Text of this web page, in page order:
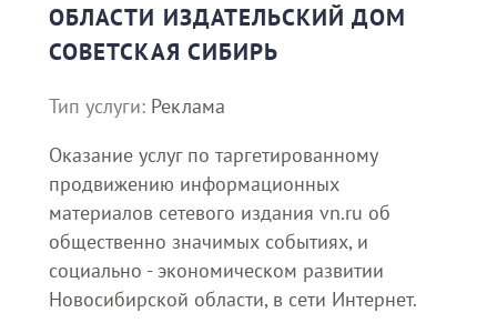
ОБЛАСТИ ИЗДАТЕЛЬСКИЙ ДОМ
СОВЕТСКАЯ СИБИРЬ
Тип услуги: Реклама
Оказание услуг по таргетированному
продвижению информационных
материалов сетевого издания vn.ru об
общественно значимых событиях, и
социально - экономическом развитии
Новосибирской области, в сети Интернет.